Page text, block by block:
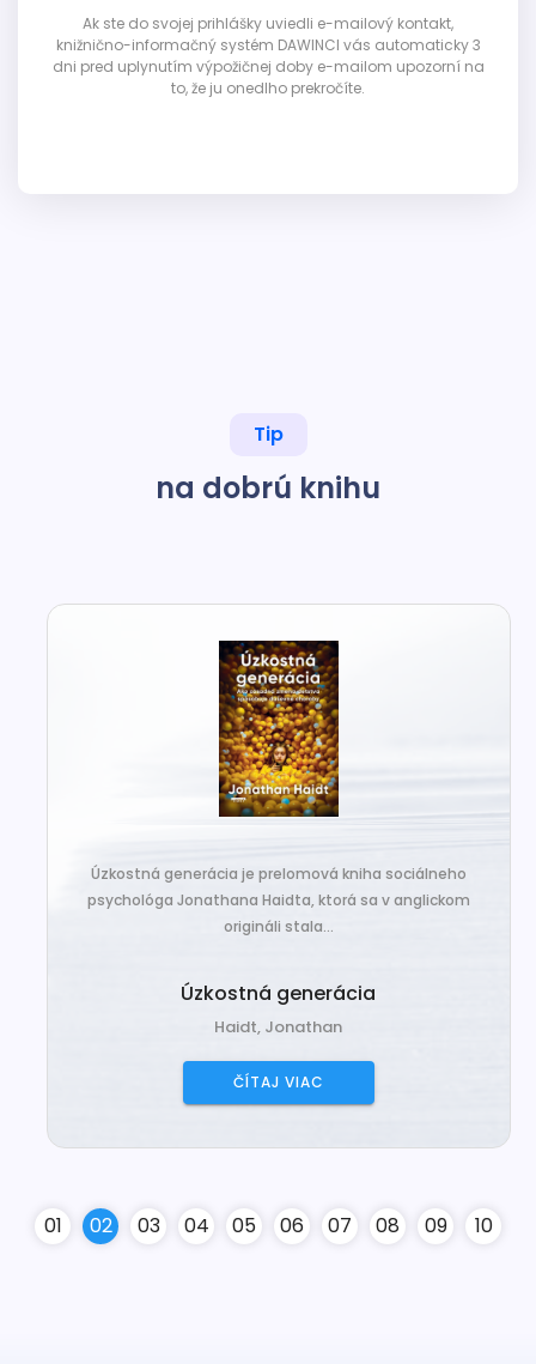
Ak ste do svojej prihlášky uviedli e-mailový kontakt,
knižnično-informačný systém DAWINCI vás automaticky 3
dni pred uplynutím výpožičnej doby e-mailom upozorní na
to, že ju onedlho prekročíte.
Tip
na dobrú knihu
Úzkostná generácia je prelomová kniha sociálneho
psychológa Jonathana Haidta, ktorá sa v anglickom
origináli stala...
Úzkostná generácia
Haidt, Jonathan
ČÍTAJ VIAC
01 02 03 04 05 06 07 08 09 10